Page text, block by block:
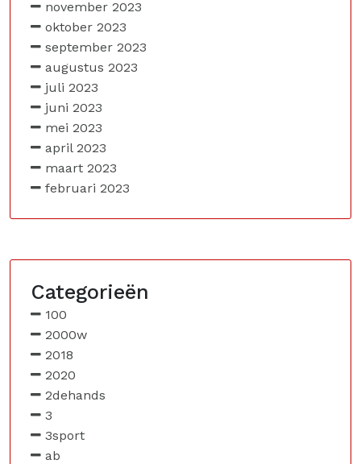
november 2023
oktober 2023
september 2023
augustus 2023
juli 2023
juni 2023
mei 2023
april 2023
maart 2023
februari 2023
Categorieën
100
2000w
2018
2020
2dehands
3
3sport
ab